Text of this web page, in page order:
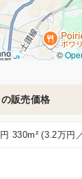
©
販売価格
330m² (3.2万円